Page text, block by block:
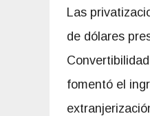
Las
de dólares
fomentó el